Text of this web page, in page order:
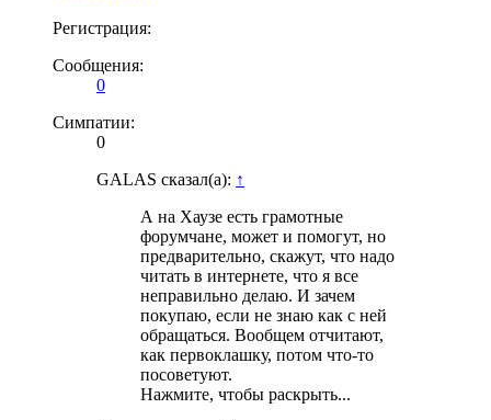
Регистрация:
Сообщения:
0
Симпатии:
0
GALAS сказал(а): ↑
А на Хаузе есть грамотные
форумчане, может и помогут, но
предварительно, скажут, что надо
читать в интернете, что я все
неправильно делаю. И зачем
покупаю, если не знаю как с ней
обращаться. Вообщем отчитают,
как первоклашку, потом что-то
посоветуют.
Нажмите, чтобы раскрыть...